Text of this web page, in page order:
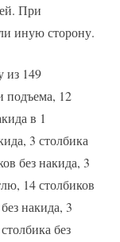
При
иную сторону.
из 149
подъема, 12
в 1
3 столбика
без накида, 3
14 столбиков
без накида, 3
столбика без